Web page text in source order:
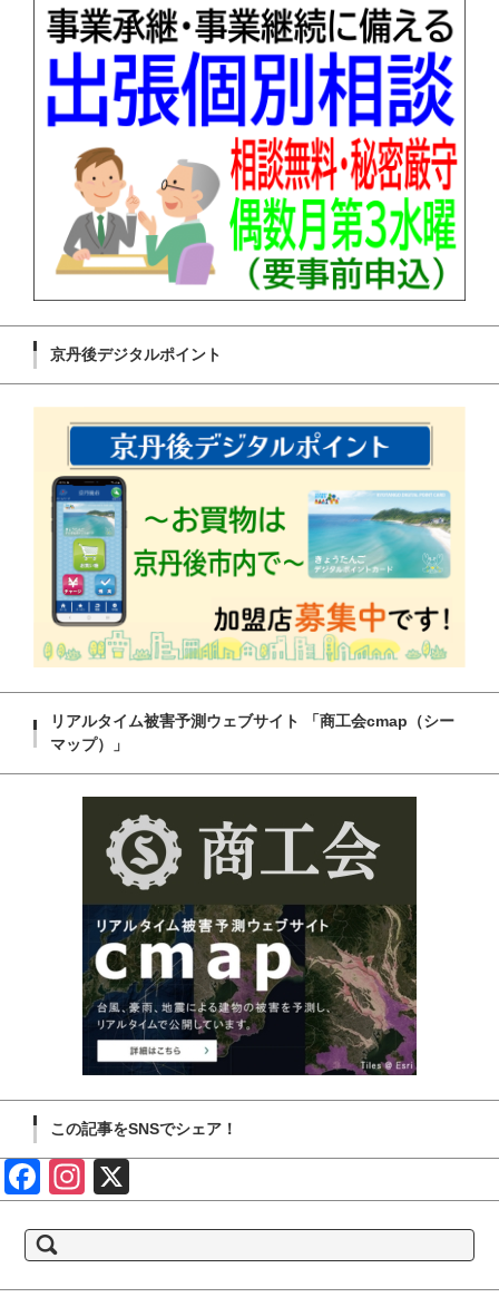
京丹後デジタルポイント
リアルタイム被害予測ウェブサイト 「商工会cmap（シー
マップ）」
この記事をSNSでシェア！
Face Insta
索: